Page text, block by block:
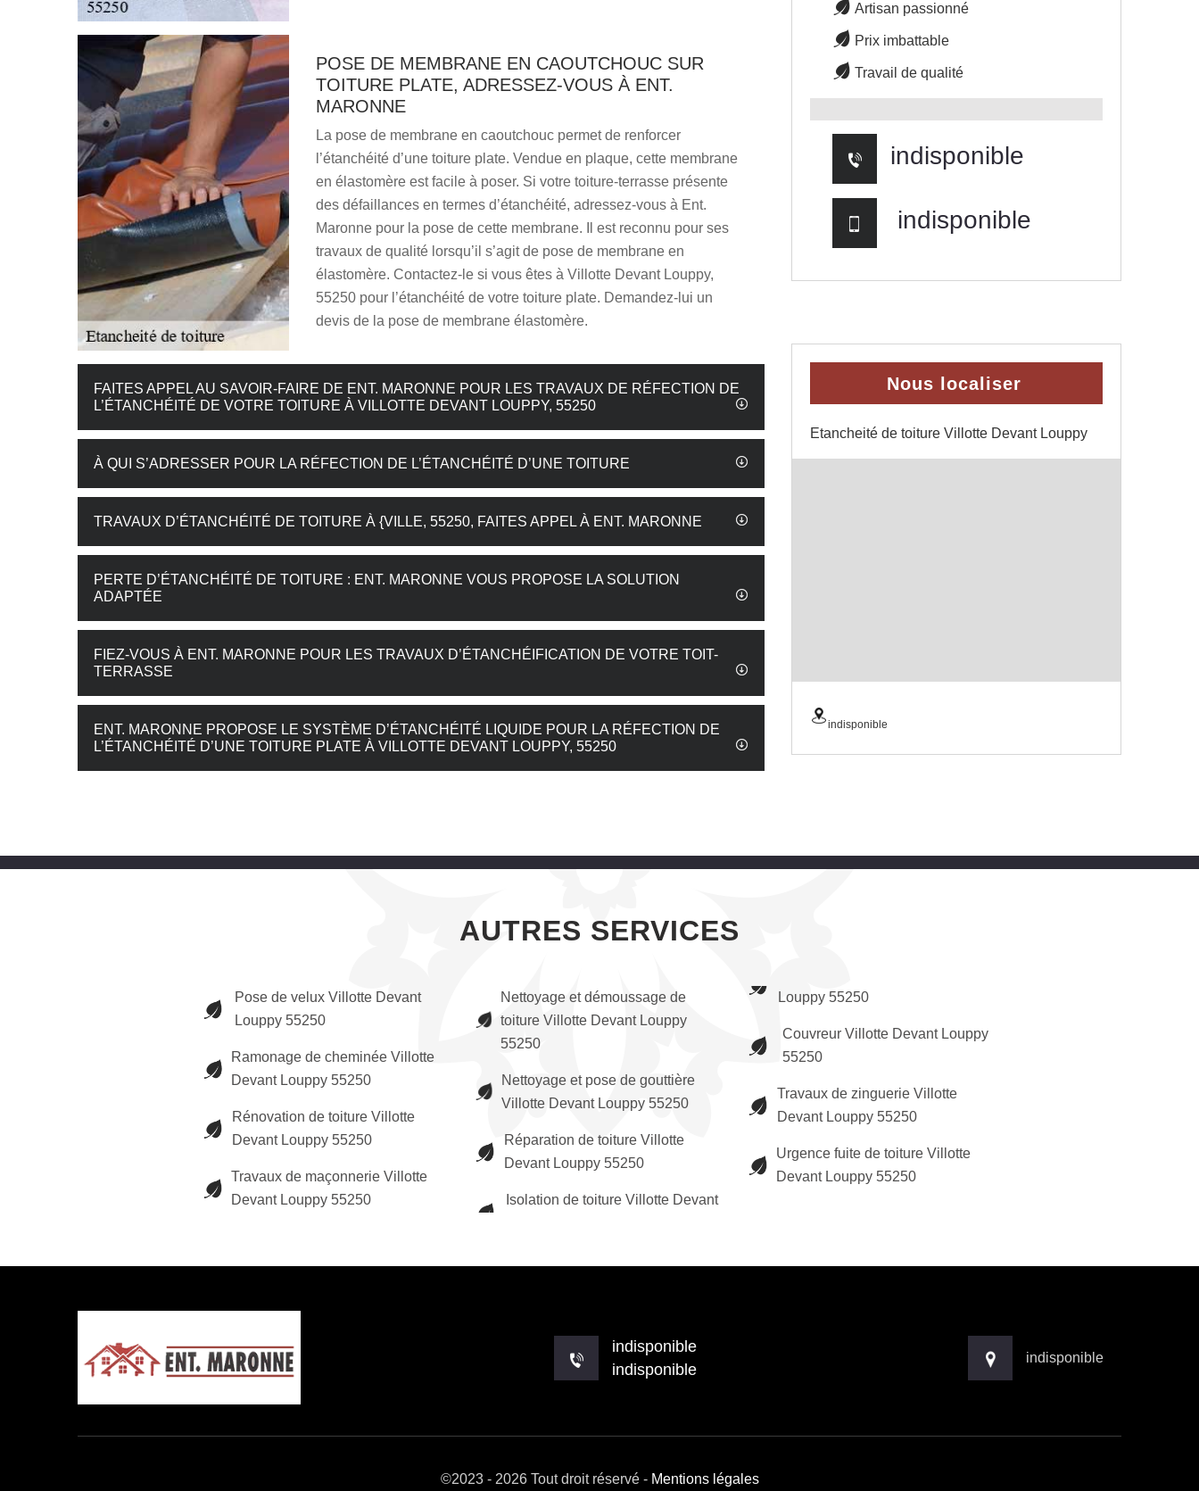
POSE DE MEMBRANE EN CAOUTCHOUC SUR
TOITURE PLATE, ADRESSEZ-VOUS À ENT.
MARONNE
La pose de membrane en caoutchouc permet de renforcer
l’étanchéité d’une toiture plate. Vendue en plaque, cette membrane
en élastomère est facile à poser. Si votre toiture-terrasse présente
des défaillances en termes d’étanchéité, adressez-vous à Ent.
Maronne pour la pose de cette membrane. Il est reconnu pour ses
travaux de qualité lorsqu’il s’agit de pose de membrane en
élastomère. Contactez-le si vous êtes à Villotte Devant Louppy,
55250 pour l’étanchéité de votre toiture plate. Demandez-lui un
devis de la pose de membrane élastomère.
FAITES APPEL AU SAVOIR-FAIRE DE ENT. MARONNE POUR LES TRAVAUX DE RÉFECTION DE
L’ÉTANCHÉITÉ DE VOTRE TOITURE À VILLOTTE DEVANT LOUPPY, 55250
À QUI S’ADRESSER POUR LA RÉFECTION DE L’ÉTANCHÉITÉ D’UNE TOITURE
TRAVAUX D’ÉTANCHÉITÉ DE TOITURE À {VILLE, 55250, FAITES APPEL À ENT. MARONNE
PERTE D’ÉTANCHÉITÉ DE TOITURE : ENT. MARONNE VOUS PROPOSE LA SOLUTION
ADAPTÉE
FIEZ-VOUS À ENT. MARONNE POUR LES TRAVAUX D’ÉTANCHÉIFICATION DE VOTRE TOIT-
TERRASSE
ENT. MARONNE PROPOSE LE SYSTÈME D’ÉTANCHÉITÉ LIQUIDE POUR LA RÉFECTION DE
L’ÉTANCHÉITÉ D’UNE TOITURE PLATE À VILLOTTE DEVANT LOUPPY, 55250
Artisan passionné
Prix imbattable
Travail de qualité
indisponible
indisponible
Nous localiser
Etancheité de toiture Villotte Devant Louppy
indisponible
AUTRES SERVICES
Pose de velux Villotte Devant
Louppy 55250
Ramonage de cheminée Villotte
Devant Louppy 55250
Rénovation de toiture Villotte
Devant Louppy 55250
Travaux de maçonnerie Villotte
Devant Louppy 55250
Nettoyage et démoussage de
toiture Villotte Devant Louppy
55250
Nettoyage et pose de gouttière
Villotte Devant Louppy 55250
Réparation de toiture Villotte
Devant Louppy 55250
Isolation de toiture Villotte Devant
Louppy 55250
Couvreur Villotte Devant Louppy
55250
Travaux de zinguerie Villotte
Devant Louppy 55250
Urgence fuite de toiture Villotte
Devant Louppy 55250
indisponible
indisponible
indisponible
©2023 - 2026 Tout droit réservé - Mentions légales